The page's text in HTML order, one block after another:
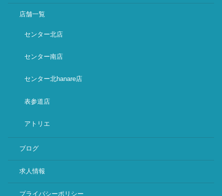
店舗一覧
センター北店
センター南店
センター北hanare店
表参道店
アトリエ
ブログ
求人情報
プライバシーポリシー